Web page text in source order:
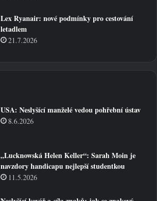
Lex Ryanair: nové podmínky pro cestování
letadlem
21.7.2026
USA: Neslyšící manželé vedou pohřební ústav
8.6.2026
„Lucknowská Helen Keller“: Sarah Moin je
navzdory handicapu nejlepší studentkou
11.5.2026